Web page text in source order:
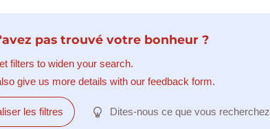
pas trouvé votre bonheur ?
filters to widen your search.
give us more details with our feedback form.
les filtres Dites-nous ce que vous recherchez